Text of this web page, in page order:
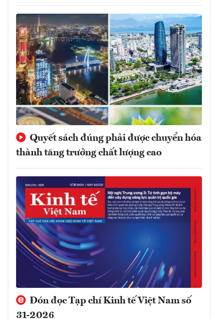
Quyết sách đúng phải được chuyển hóa
thành tăng trưởng chất lượng cao
Đón đọc Tạp chí Kinh tế Việt Nam số
31-2026